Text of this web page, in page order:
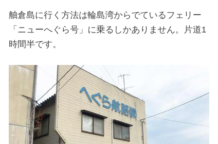
舳倉島に行く方法は輪島湾からでているフェリー
「ニューへぐら号」に乗るしかありません。片道1
時間半です。